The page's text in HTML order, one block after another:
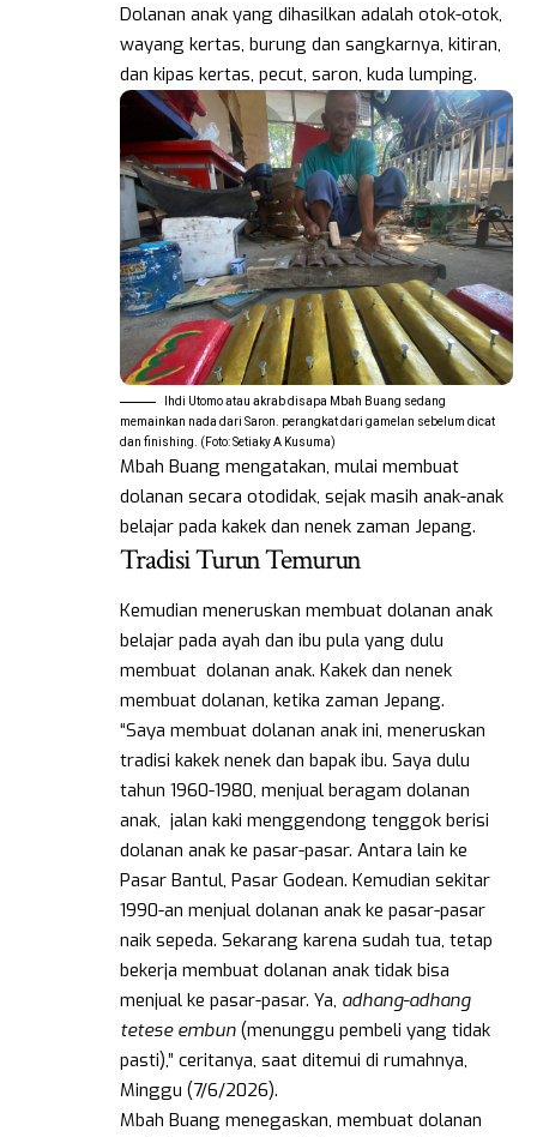
Dolanan anak yang dihasilkan adalah otok-otok,
wayang kertas, burung dan sangkarnya, kitiran,
dan kipas kertas, pecut, saron, kuda lumping.
Ihdi Utomo atau akrab disapa Mbah Buang sedang
memainkan nada dari Saron. perangkat dari gamelan sebelum dicat
dan finishing. (Foto: Setiaky A Kusuma)
Mbah Buang mengatakan, mulai membuat
dolanan secara otodidak, sejak masih anak-anak
belajar pada kakek dan nenek zaman Jepang.
Tradisi Turun Temurun
Kemudian meneruskan membuat dolanan anak
belajar pada ayah dan ibu pula yang dulu
membuat dolanan anak. Kakek dan nenek
membuat dolanan, ketika zaman Jepang.
“Saya membuat dolanan anak ini, meneruskan
tradisi kakek nenek dan bapak ibu. Saya dulu
tahun 1960-1980, menjual beragam dolanan
anak, jalan kaki menggendong tenggok berisi
dolanan anak ke pasar-pasar. Antara lain ke
Pasar Bantul, Pasar Godean. Kemudian sekitar
1990-an menjual dolanan anak ke pasar-pasar
naik sepeda. Sekarang karena sudah tua, tetap
bekerja membuat dolanan anak tidak bisa
menjual ke pasar-pasar. Ya, adhang-adhang
tetese embun (menunggu pembeli yang tidak
pasti),” ceritanya, saat ditemui di rumahnya,
Minggu (7/6/2026).
Mbah Buang menegaskan, membuat dolanan